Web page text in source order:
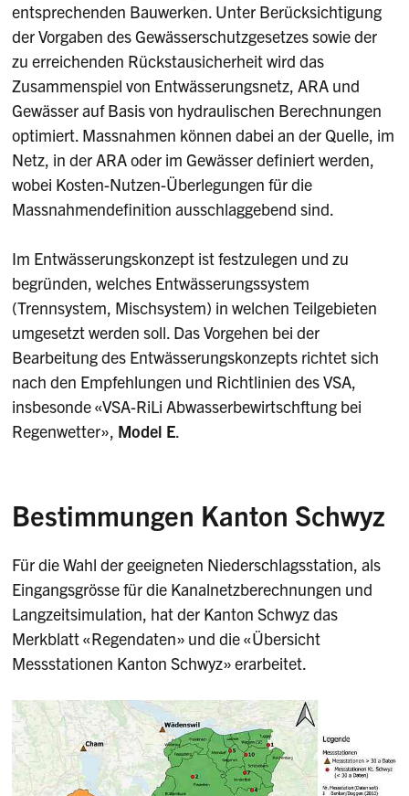
entsprechenden Bauwerken. Unter Berücksichtigung
der Vorgaben des Gewässerschutzgesetzes sowie der
zu erreichenden Rückstausicherheit wird das
Zusammenspiel von Entwässerungsnetz, ARA und
Gewässer auf Basis von hydraulischen Berechnungen
optimiert. Massnahmen können dabei an der Quelle, im
Netz, in der ARA oder im Gewässer definiert werden,
wobei Kosten-Nutzen-Überlegungen für die
Massnahmendefinition ausschlaggebend sind.
Im Entwässerungskonzept ist festzulegen und zu
begründen, welches Entwässerungssystem
(Trennsystem, Mischsystem) in welchen Teilgebieten
umgesetzt werden soll. Das Vorgehen bei der
Bearbeitung des Entwässerungskonzepts richtet sich
nach den Empfehlungen und Richtlinien des VSA,
insbesonde «VSA-RiLi Abwasserbewirtschftung bei
Regenwetter», Model E.
Bestimmungen Kanton Schwyz
Für die Wahl der geeigneten Niederschlagsstation, als
Eingangsgrösse für die Kanalnetzberechnungen und
Langzeitsimulation, hat der Kanton Schwyz das
Merkblatt «Regendaten» und die «Übersicht
Messstationen Kanton Schwyz» erarbeitet.